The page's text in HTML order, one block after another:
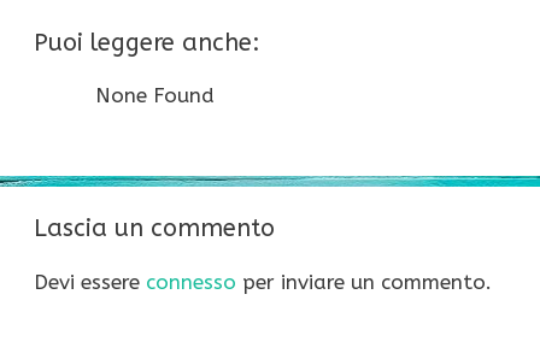
Puoi leggere anche:
None Found
Lascia un commento
Devi essere connesso per inviare un commento.